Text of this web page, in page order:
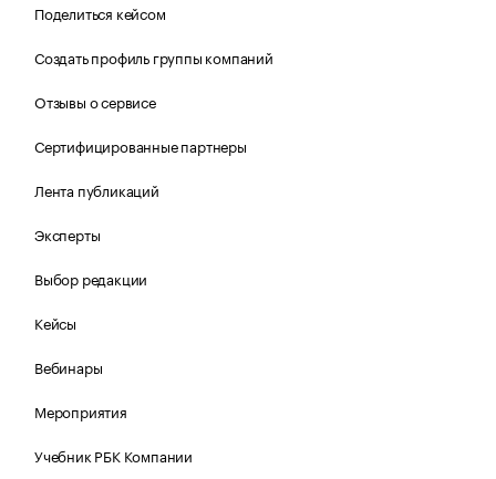
Поделиться кейсом
Создать профиль группы компаний
Отзывы о сервисе
Сертифицированные партнеры
Лента публикаций
Эксперты
Выбор редакции
Кейсы
Вебинары
Мероприятия
Учебник РБК Компании